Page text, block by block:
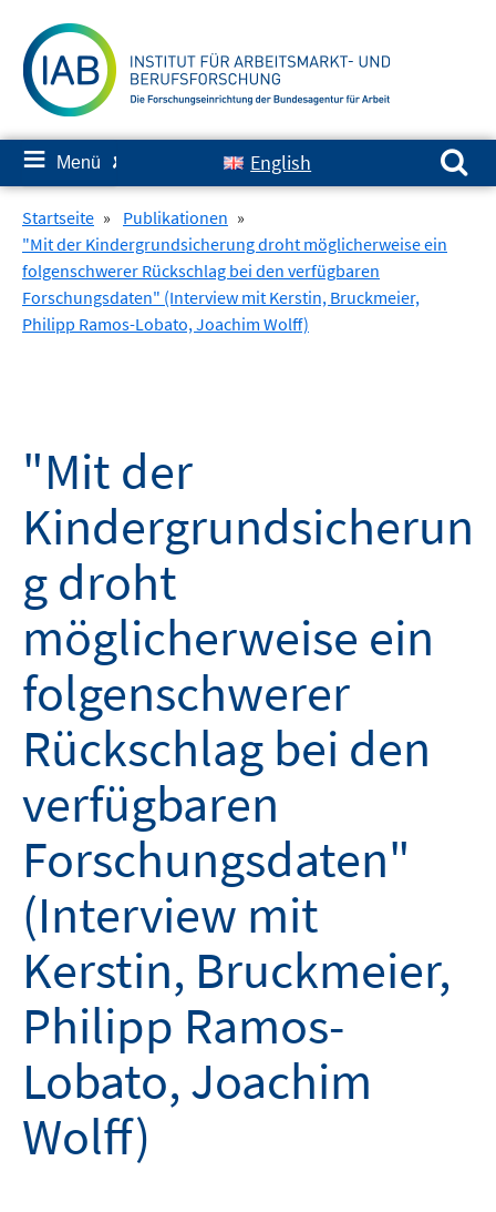
zum
Inhalt
≡ Menü ✘ English
Suchen nach:
Startseite » Publikationen »
"Mit der Kindergrundsicherung droht möglicherweise ein
folgenschwerer Rückschlag bei den verfügbaren
Forschungsdaten" (Interview mit Kerstin, Bruckmeier,
Philipp Ramos-Lobato, Joachim Wolff)
"Mit der
Kindergrundsicherun
g droht
möglicherweise ein
folgenschwerer
Rückschlag bei den
verfügbaren
Forschungsdaten"
(Interview mit
Kerstin, Bruckmeier,
Philipp Ramos-
Lobato, Joachim
Wolff)